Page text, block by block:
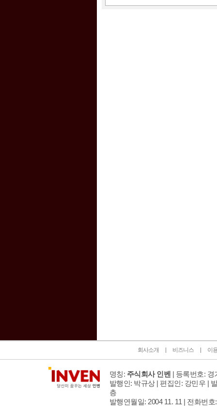
회사소개 비즈니스 이
명칭: 주식회사 인벤 | 등록번호: 경
발행인: 박규상 | 편집인: 강민우 |
층
발행연월일: 2004 11. 11 | 전화번호